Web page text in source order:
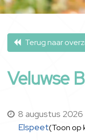
Terug naar
Veluwse
8 augustus 2026
Elspeet(Toon op